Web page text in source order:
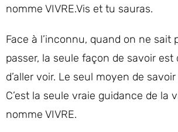
nomme VIVRE.Vis et tu sauras.
Face à l’inconnu, quand on ne sait
passer, la seule façon de savoir est
d’aller voir. Le seul moyen de savoir
C’est la seule vraie guidance de la
nomme VIVRE.